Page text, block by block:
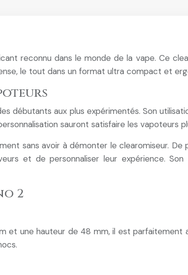
reconnu dans le monde de la vape. Ce
le tout dans un format ultra compact et
débutants aux plus expérimentés. Son
sauront satisfaire les vapoteurs
sans avoir à démonter le clearomiseur. De
et de personnaliser leur expérience.
2
et une hauteur de 48 mm, il est parfaitement